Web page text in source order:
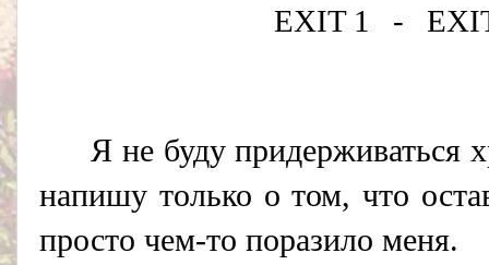
EXIT 1 -
Я не буду придерживаться
напишу только о том, что
просто чем-то поразило меня.